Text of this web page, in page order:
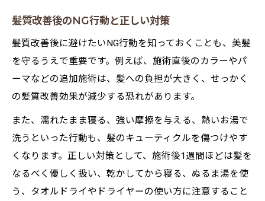
髪質改善後のNG行動と正しい対策
髪質改善後に避けたいNG行動を知っておくことも、美髪
を守るうえで重要です。例えば、施術直後のカラーやパ
ーマなどの追加施術は、髪への負担が大きく、せっかく
の髪質改善効果が減少する恐れがあります。
また、濡れたまま寝る、強い摩擦を与える、熱いお湯で
洗うといった行動も、髪のキューティクルを傷つけやす
くなります。正しい対策として、施術後1週間ほどは髪を
なるべく優しく扱い、乾かしてから寝る、ぬるま湯を使
う、タオルドライやドライヤーの使い方に注意すること